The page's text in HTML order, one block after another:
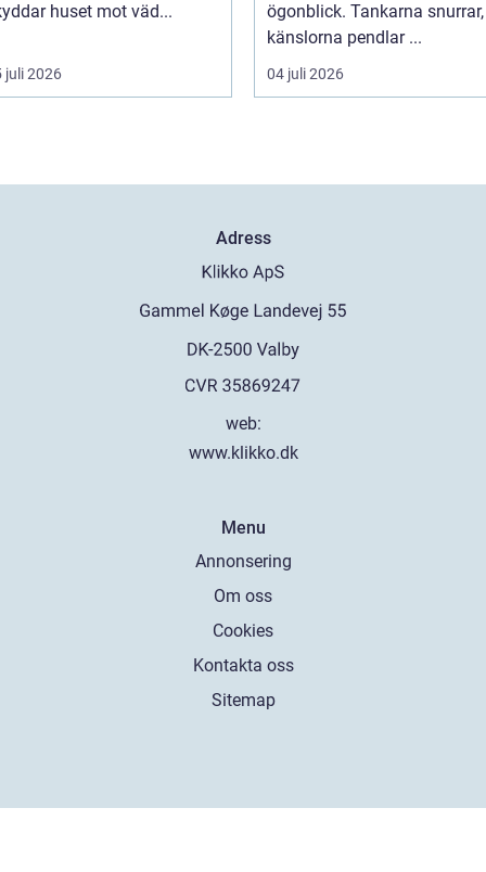
huset mot väd...
juli 2026
ögonblick. Tankarna snurrar,
känslorna pendlar ...
04 juli 2026
Adress
web:
www.klikko.dk
Menu
Annonsering
Om oss
Cookies
Kontakta oss
Sitemap